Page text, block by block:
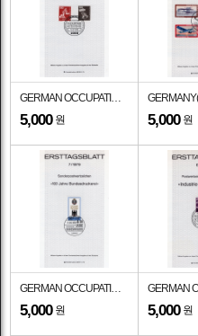
GERMAN OCCUPATION STAMPS(베르린)-#9N371,373(2종)-POWER SHOVEL AND PAYLOADER(로프 삽, 로더)-기념인 멕시멈카드(MAXIMUMCARD)-1979.7.12일
5,000 원 5,000 원
GERMAN OCCUPATION STAMPS(베르린)-#9N426-60pf-GERMAN EAGLES(독일의 문장)-기념인 멕시멈카드(MAXIMUMCARD)-1979.5.17일
5,000 원 5,000 원